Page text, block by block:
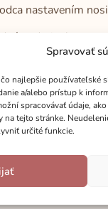
Spravovať
najlepšie používateľské
a/alebo prístup k
spracovávať údaje,
na tejto stránke.
určité funkcie.
nastavením
podmienky
poriadok